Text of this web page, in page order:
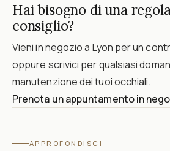
Hai bisogno di una
consiglio?
Vieni in negozio a Lyon per un
oppure scrivici per qualsiasi
manutenzione dei tuoi occhiali.
Prenota un appuntamento in
APPROFONDISCI